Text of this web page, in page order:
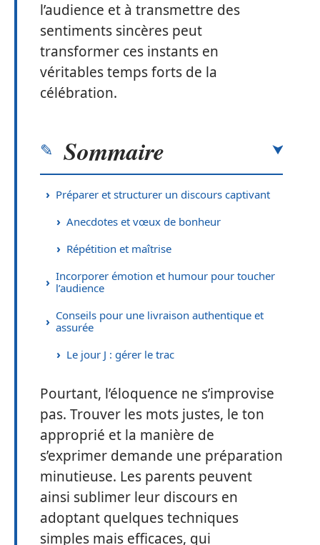
l’audience et à transmettre des
sentiments sincères peut
transformer ces instants en
véritables temps forts de la
célébration.
Sommaire
Préparer et structurer un discours captivant
Anecdotes et vœux de bonheur
Répétition et maîtrise
Incorporer émotion et humour pour toucher
l’audience
Conseils pour une livraison authentique et
assurée
Le jour J : gérer le trac
Pourtant, l’éloquence ne s’improvise
pas. Trouver les mots justes, le ton
approprié et la manière de
s’exprimer demande une préparation
minutieuse. Les parents peuvent
ainsi sublimer leur discours en
adoptant quelques techniques
simples mais efficaces, qui